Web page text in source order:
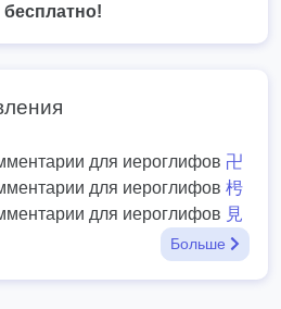
бесплатно!
для иероглифов 卍
для иероглифов 枵
для иероглифов 見
Больше